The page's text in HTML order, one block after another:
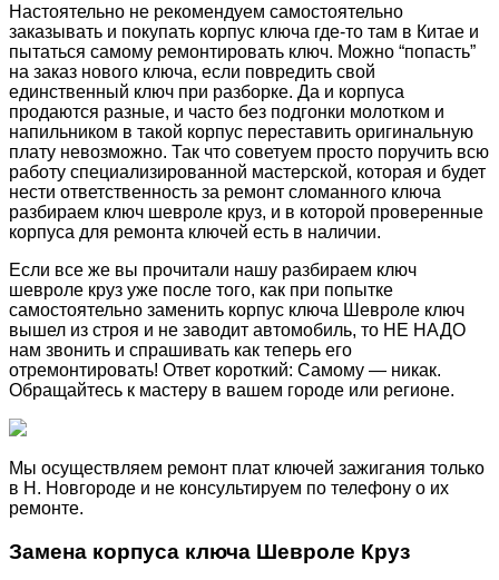
Настоятельно не рекомендуем самостоятельно
заказывать и покупать корпус ключа где-то там в Китае и
пытаться самому ремонтировать ключ. Можно “попасть”
на заказ нового ключа, если повредить свой
единственный ключ при разборке. Да и корпуса
продаются разные, и часто без подгонки молотком и
напильником в такой корпус переставить оригинальную
плату невозможно. Так что советуем просто поручить всю
работу специализированной мастерской, которая и будет
нести ответственность за ремонт сломанного ключа
разбираем ключ шевроле круз, и в которой проверенные
корпуса для ремонта ключей есть в наличии.
Если все же вы прочитали нашу разбираем ключ
шевроле круз уже после того, как при попытке
самостоятельно заменить корпус ключа Шевроле ключ
вышел из строя и не заводит автомобиль, то НЕ НАДО
нам звонить и спрашивать как теперь его
отремонтировать! Ответ короткий: Самому — никак.
Обращайтесь к мастеру в вашем городе или регионе.
Мы осуществляем ремонт плат ключей зажигания только
в Н. Новгороде и не консультируем по телефону о их
ремонте.
Замена корпуса ключа Шевроле Круз